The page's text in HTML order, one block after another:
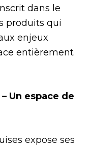
dans le
produits qui
enjeux
entièrement
Un espace de
expose ses